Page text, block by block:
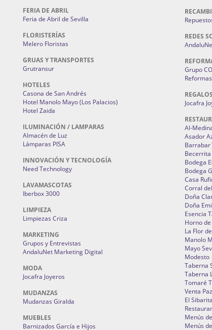
FERIA DE ABRIL
Feria de Abril de Sevilla
FLORISTERÍAS
Melero Floristas
GRUAS Y TRANSPORTES
Grutransur
HOTELES
Casona de San Andrés
Hotel Manolo Mayo (Los Palacios)
Hotel Zaida
ILUMINACIÓN / LAMPARAS
Almacén de Luz
Lámparas PISA
INNOVACIÓN Y TECNOLOGÍA
Need Technology
LAVAMASCOTAS
Iberbox 3000
LIMPIEZA
Limpiezas Criza
MARKETING
Grupos y Entrevistas
AndaluNet Marketing Digital
MODA
Jocafra Joyeros
MUDANZAS
Mudanzas Giralda
MUEBLES
Barnizados García e Hijos
REDES
Grupo
Jocafra
Al-
Asador
Becerrita
Bodega
Bodega
Casa
Corral
Doña
Doña
Esencia
Horno
La Flor
Manolo
Mayo
Modesto
Taberna
Taberna
Tomaré
Venta
El
Menús
Menús